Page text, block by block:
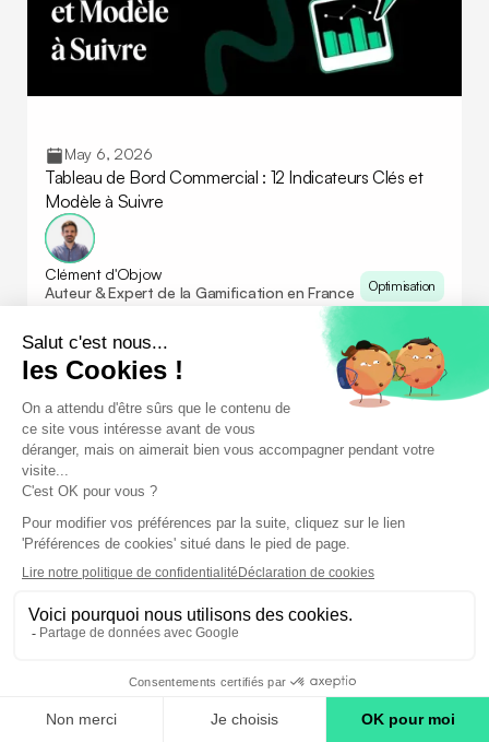
Tableau de Bord Commercial : 12 Indicateurs Clés et
Modèle à Suivre
May 6, 2026
Clément d'Objow
Auteur & Expert de la Gamification en France
Optimisation
Animation Réseau : boostez vos partenaires avec la